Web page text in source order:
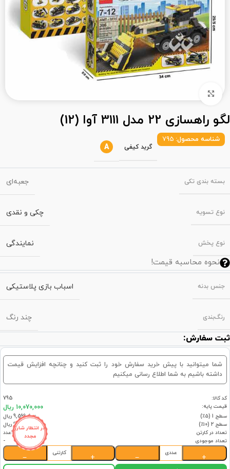
لگو راهسازی 22 مدل 3111 آوا (12)
شناسه محصول: 795
گرید کیفی A
بسته‌ بندی تکی جعبه‌ای
نوع تسویه چکی و نقدی
نوع پخش نمایندگی
نحوه محاسبه قیمت!
جنس بدنه اسباب بازی پلاستیکی
رنگ‌بندی چند رنگ
ثبت سفارش:
شما میتوانید با پیش خرید سفارش خود را ثبت کنید و چنانچه افزایش قیمت
داشته باشیم به شما اطلاع رسانی میکنیم
در انتظار شارژ
مجدد
کد کالا:
795
قیمت پایه:
10,070,000 ریال
سطح 1 (۵٪)
9,566,500 ریال
سطح 2 (۱۰٪)
9,063,000 ریال
تعداد در کارتن
12عدد
تعداد موجودی
-
+
عددی
−
+
کارتنی
−